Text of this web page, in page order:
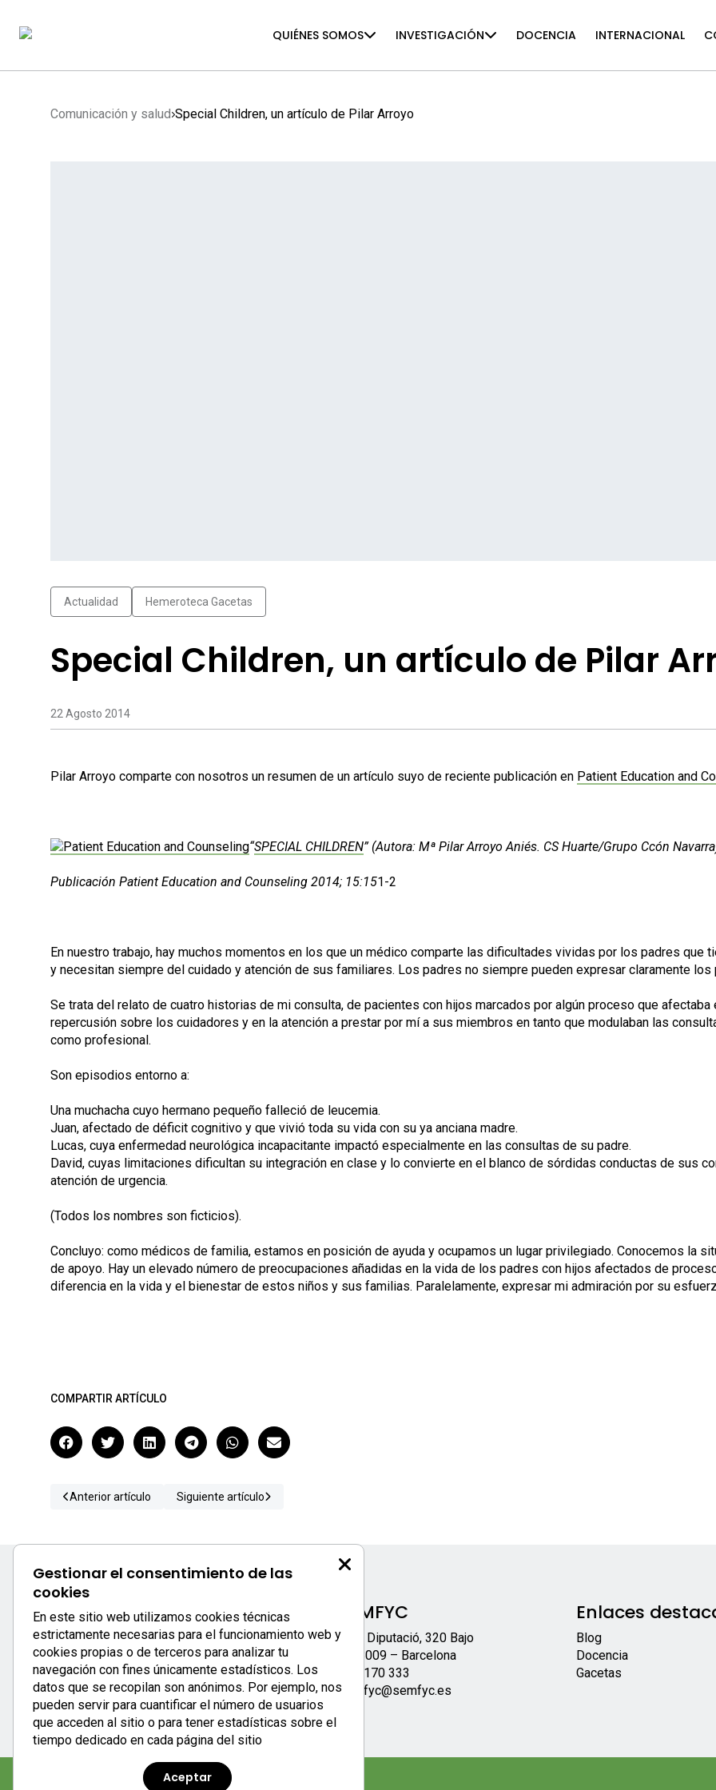
QUIÉNES SOMOS INVESTIGACIÓN DOCENCIA INTERNACIONAL
Comunicación y salud Special Children, un artículo de Pilar Arroyo
Actualidad Hemeroteca Gacetas
Special Children, un artículo de Pilar
22 Agosto 2014
Pilar Arroyo comparte con nosotros un resumen de un artículo suyo de reciente publicación en Patient Education and
“SPECIAL CHILDREN” (Autora: Mª Pilar Arroyo Aniés. CS Huarte/Grupo Ccón
Publicación Patient Education and Counseling 2014; 15:151-2
En nuestro trabajo, hay muchos momentos en los que un médico comparte las dificultades vividas por los padres que
y necesitan siempre del cuidado y atención de sus familiares. Los padres no siempre pueden expresar claramente
Se trata del relato de cuatro historias de mi consulta, de pacientes con hijos marcados por algún proceso que
repercusión sobre los cuidadores y en la atención a prestar por mí a sus miembros en tanto que modulaban las
como profesional.
Son episodios entorno a:
Una muchacha cuyo hermano pequeño falleció de leucemia.
Juan, afectado de déficit cognitivo y que vivió toda su vida con su ya anciana madre.
Lucas, cuya enfermedad neurológica incapacitante impactó especialmente en las consultas de su padre.
David, cuyas limitaciones dificultan su integración en clase y lo convierte en el blanco de sórdidas conductas de sus
atención de urgencia.
(Todos los nombres son ficticios).
Concluyo: como médicos de familia, estamos en posición de ayuda y ocupamos un lugar privilegiado. Conocemos la
de apoyo. Hay un elevado número de preocupaciones añadidas en la vida de los padres con hijos afectados de
diferencia en la vida y el bienestar de estos niños y sus familias. Paralelamente, expresar mi admiración por su
COMPARTIR ARTÍCULO
Anterior artículo Siguiente artículo
Gestionar el consentimiento de las
cookies
En este sitio web utilizamos cookies técnicas
estrictamente necesarias para el funcionamiento web y
cookies propias o de terceros para analizar tu
navegación con fines únicamente estadísticos. Los
datos que se recopilan son anónimos. Por ejemplo, nos
pueden servir para cuantificar el número de usuarios
que acceden al sitio o para tener estadísticas sobre el
tiempo dedicado en cada página del sitio
Aceptar
SEMFYC
c/ Diputació, 320 Bajo
08009 – Barcelona
933 170 333
semfyc@semfyc.es
Enlaces
Blog
Docencia
Gacetas